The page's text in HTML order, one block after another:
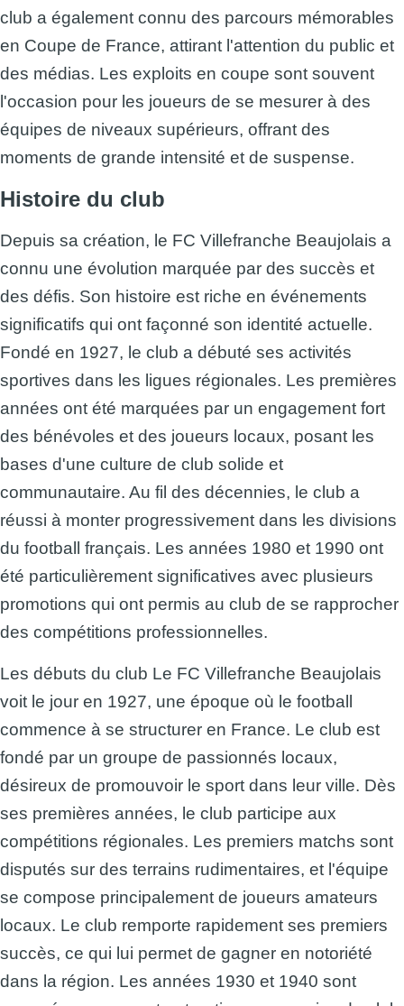
club a également connu des parcours mémorables
en Coupe de France, attirant l'attention du public et
des médias. Les exploits en coupe sont souvent
l'occasion pour les joueurs de se mesurer à des
équipes de niveaux supérieurs, offrant des
moments de grande intensité et de suspense.
Histoire du club
Depuis sa création, le FC Villefranche Beaujolais a
connu une évolution marquée par des succès et
des défis. Son histoire est riche en événements
significatifs qui ont façonné son identité actuelle.
Fondé en 1927, le club a débuté ses activités
sportives dans les ligues régionales. Les premières
années ont été marquées par un engagement fort
des bénévoles et des joueurs locaux, posant les
bases d'une culture de club solide et
communautaire. Au fil des décennies, le club a
réussi à monter progressivement dans les divisions
du football français. Les années 1980 et 1990 ont
été particulièrement significatives avec plusieurs
promotions qui ont permis au club de se rapprocher
des compétitions professionnelles.
Les débuts du club Le FC Villefranche Beaujolais
voit le jour en 1927, une époque où le football
commence à se structurer en France. Le club est
fondé par un groupe de passionnés locaux,
désireux de promouvoir le sport dans leur ville. Dès
ses premières années, le club participe aux
compétitions régionales. Les premiers matchs sont
disputés sur des terrains rudimentaires, et l'équipe
se compose principalement de joueurs amateurs
locaux. Le club remporte rapidement ses premiers
succès, ce qui lui permet de gagner en notoriété
dans la région. Les années 1930 et 1940 sont